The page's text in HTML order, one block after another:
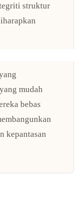
struktur
mudah
bebas
kepantasan